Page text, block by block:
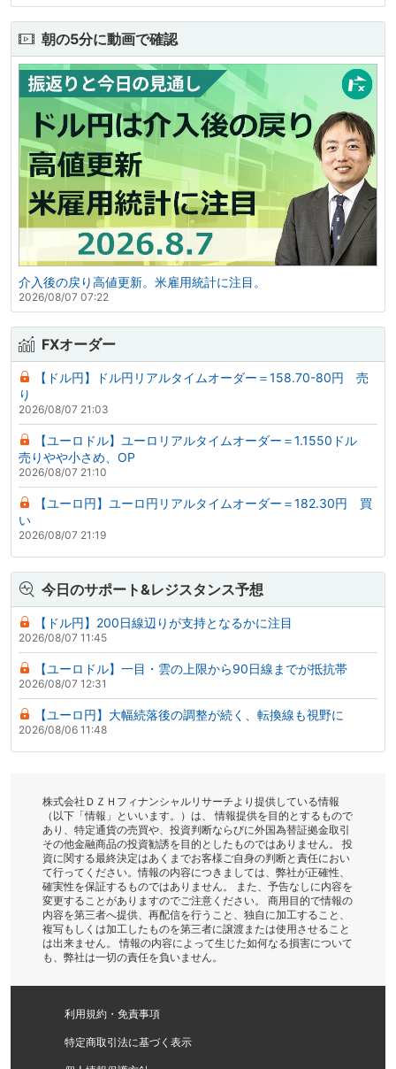
朝の5分に動画で確認
介入後の戻り高値更新。米雇用統計に注目。
2026/08/07 07:22
FXオーダー
【ドル円】ドル円リアルタイムオーダー＝158.70-80円 売
り
2026/08/07 21:03
【ユーロドル】ユーロリアルタイムオーダー＝1.1550ドル
売りやや小さめ、OP
2026/08/07 21:10
【ユーロ円】ユーロ円リアルタイムオーダー＝182.30円 買
い
2026/08/07 21:19
今日のサポート&レジスタンス予想
【ドル円】200日線辺りが支持となるかに注目
2026/08/07 11:45
【ユーロドル】一目・雲の上限から90日線までが抵抗帯
2026/08/07 12:31
【ユーロ円】大幅続落後の調整が続く、転換線も視野に
2026/08/06 11:48
株式会社ＤＺＨフィナンシャルリサーチより提供している情報
（以下「情報」といいます。）は、 情報提供を目的とするもので
あり、特定通貨の売買や、投資判断ならびに外国為替証拠金取引
その他金融商品の投資勧誘を目的としたものではありません。 投
資に関する最終決定はあくまでお客様ご自身の判断と責任におい
て行ってください。情報の内容につきましては、弊社が正確性、
確実性を保証するものではありません。 また、予告なしに内容を
変更することがありますのでご注意ください。 商用目的で情報の
内容を第三者へ提供、再配信を行うこと、独自に加工すること、
複写もしくは加工したものを第三者に譲渡または使用させること
は出来ません。 情報の内容によって生じた如何なる損害について
も、弊社は一切の責任を負いません。
利用規約・免責事項
特定商取引法に基づく表示